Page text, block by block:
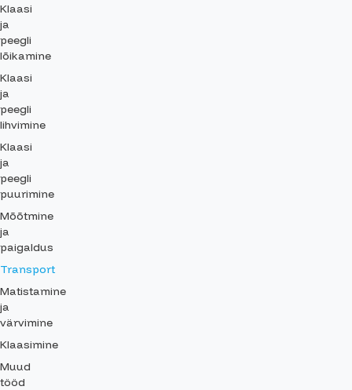
Klaasi
ja
peegli
lõikamine
Klaasi
ja
peegli
lihvimine
Klaasi
ja
peegli
puurimine
Mõõtmine
ja
paigaldus
Transport
Matistamine
ja
värvimine
Klaasimine
Muud
tööd